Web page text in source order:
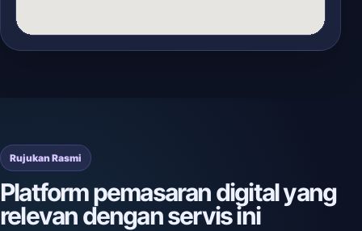
Rujukan Rasmi
Platform pemasaran digital yang
relevan dengan servis ini